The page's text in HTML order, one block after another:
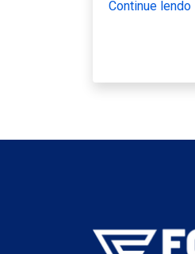
Continue lendo